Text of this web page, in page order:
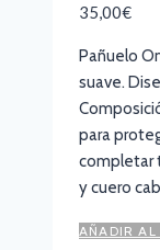
35,00€
Pañuelo
suave.
para
completar
y cuero
AÑADIR